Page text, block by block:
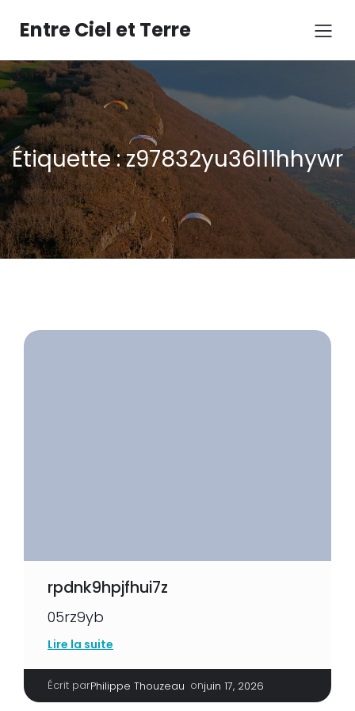
contenuEntre Ciel et Terre
Étiquette :z97832yu36l11hhywr
rpdnk9hpjfhui7z
05rz9yb
Lire la suite
Écrit parPhilippe Thouzeau onjuin 17, 2026